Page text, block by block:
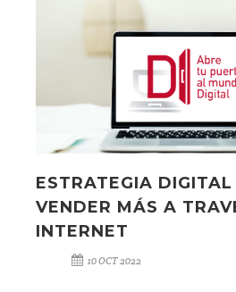
ESTRATEGIA
VENDER MÁS A
INTERNET
10 OCT 2022